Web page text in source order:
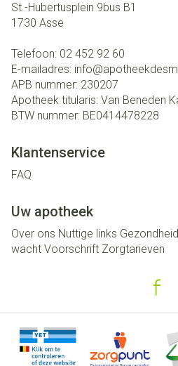
St.-Hubertusplein 9bus B1
1730 Asse
Telefoon: 02 452 92 60
E-mailadres: info@
APB nummer: 230207
Apotheek titularis: Van Beneden
BTW nummer: BE0414478228
Klantenservice
FAQ
Uw apotheek
Over ons Nuttige links
wacht Voorschrift Zorgtarieven